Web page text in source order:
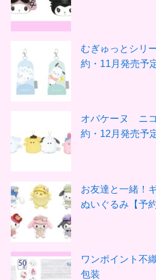
むぎゅっとシリ
約・11月発売予定
オバケーヌ ニ
約・12月発売予定
お友達と一緒！
ぬいぐるみ【予
ワンポイント不
包装